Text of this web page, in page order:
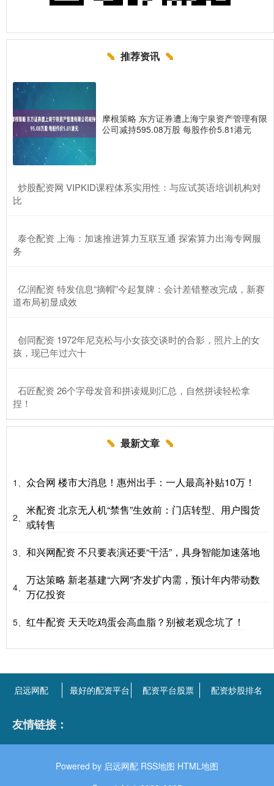
推荐资讯
摩根策略 东方证券遭上海宁泉资产管理有限
公司减持595.08万股 每股作价5.81港元
​炒股配资网 VIPKID课程体系实用性：与应试英语培训机构对
比
​泰仓配资 上海：加速推进算力互联互通 探索算力出海专网服
务
​亿润配资 特发信息“摘帽”今起复牌：会计差错整改完成，新赛
道布局初显成效
​创同配资 1972年尼克松与小女孩交谈时的合影，照片上的女
孩，现已年过六十
​石匠配资 26个字母发音和拼读规则汇总，自然拼读轻松拿
捏！
最新文章
1、 众合网 楼市大消息！惠州出手：一人最高补贴10万！
2、
米配资 北京无人机“禁售”生效前：门店转型、用户囤货
或转售
3、 和兴网配资 不只要表演还要“干活”，具身智能加速落地
4、
万达策略 新老基建“六网”齐发扩内需，预计年内带动数
万亿投资
5、 红牛配资 天天吃鸡蛋会高血脂？别被老观念坑了！
启远网配 最好的配资平台 配资平台股票 配资炒股排名
友情链接：
Powered by 启远网配 RSS地图 HTML地图